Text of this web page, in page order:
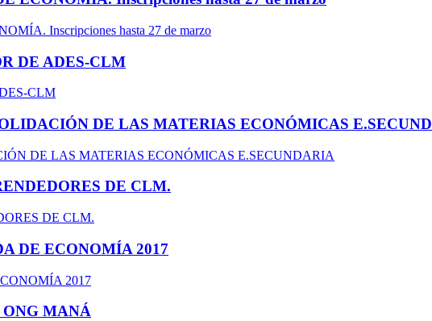
DE ADES-CLM
DE LAS MATERIAS ECONÓMICAS
DE CLM.
DE ECONOMÍA 2017
ONG MANÁ